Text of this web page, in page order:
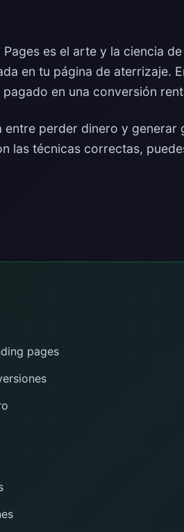
es el arte y la ciencia
en tu página de aterrizaje.
en una conversión
perder dinero y generar
las técnicas correctas,
pages